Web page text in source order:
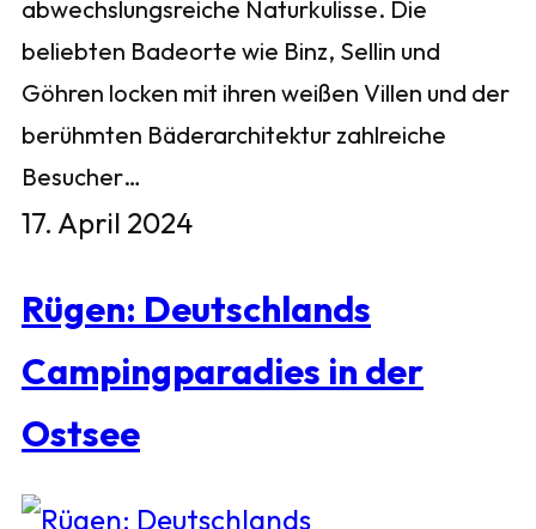
abwechslungsreiche Naturkulisse. Die
beliebten Badeorte wie Binz, Sellin und
Göhren locken mit ihren weißen Villen und der
berühmten Bäderarchitektur zahlreiche
Besucher…
17. April 2024
Rügen: Deutschlands
Campingparadies in der
Ostsee